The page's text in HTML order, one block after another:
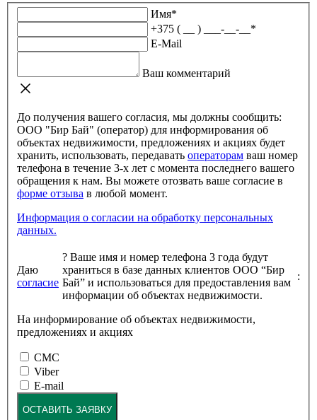
Имя*
+375 ( __ ) ___-__-__ *
E-Mail
Ваш комментарий
До получения вашего согласия, мы должны сообщить:
ООО "Бир Бай" (оператор) для информирования об
объектах недвижимости, предложениях и акциях будет
хранить, использовать, передавать операторам
телефона в течение 3-х лет с момента последнего вашего
обращения к нам. Вы можете отозвать ваше согласие в
форме отзыва
в любой момент.
Информация о согласии на обработку персональных
данных.
Даю
согласие
? Ваше имя и номер телефона 3 года будут
храниться в базе данных клиентов ООО “Бир
Бай” и использоваться для предоставления вам
информации об объектах недвижимости.
:
На информирование об объектах недвижимости,
предложениях и акциях
СМС
Viber
E-mail
ОСТАВИТЬ ЗАЯВКУ